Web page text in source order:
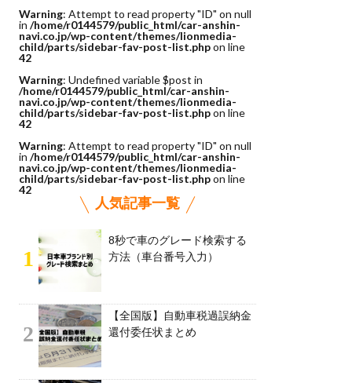
Warning: Attempt to read property "ID" on null
in /home/r0144579/public_html/car-anshin-
navi.co.jp/wp-content/themes/lionmedia-
child/parts/sidebar-fav-post-list.phpon line
42
Warning: Undefined variable $post in
/home/r0144579/public_html/car-anshin-
navi.co.jp/wp-content/themes/lionmedia-
child/parts/sidebar-fav-post-list.phpon line
42
Warning: Attempt to read property "ID" on null
in /home/r0144579/public_html/car-anshin-
navi.co.jp/wp-content/themes/lionmedia-
child/parts/sidebar-fav-post-list.phpon line
42
人気記事一覧
1
8秒で車のグレード検索する
方法（車台番号入力）
2
【全国版】自動車税過誤納金
還付委任状まとめ